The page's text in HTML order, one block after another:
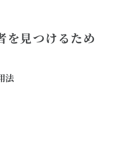
を見つけるため
法